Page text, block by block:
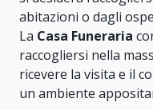
abitazioni o dagli
La Casa Funeraria
raccogliersi nella
ricevere la visita e il
un ambiente